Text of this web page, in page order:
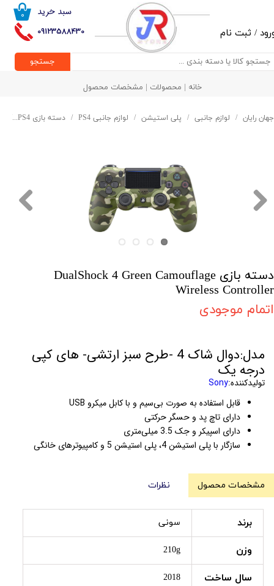
09123588430
۰ سبد خرید
/ ثبت نام
حساب کاربری من
تغییر گذر واژه
جستجو
خانه | محصولات | مشخصات محصول
جهان رایان لوازم جانبی پلی استیشن لوازم جانبی PS4 دسته بازی PS4
دسته بازی DualShock 4 Green Camouflage
Wireless Controller
اتمام موجودی
مدل:دوال شاک 4 -طرح سبز ارتشی- های کپی
درجه یک
تولیدکننده:Sony
قابل استفاده به صورت بی‌سیم و با کابل میکرو USB
دارای تاچ پد و حسگر حرکتی
دارای اسپیکر و جک 3.5 میلی‌متری
سازگار با پلی استیشن 4، پلی استیشن 5 و کامپیوترهای خانگی
مشخصات محصول نظرات
برند سونی
وزن 210g
سال ساخت 2018